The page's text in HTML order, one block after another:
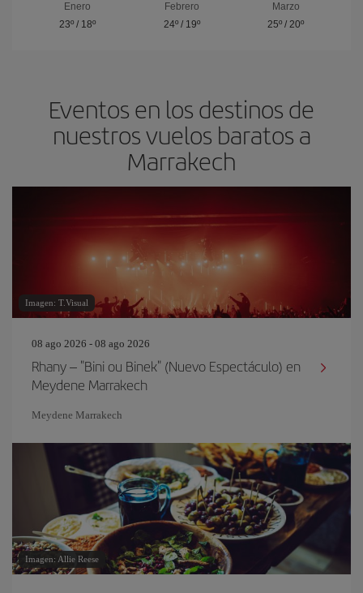
Enero
23º/ 18º
Febrero
24º/ 19º
Marzo
25º /20º
Eventos en los destinos de
nuestros vuelos baratos a
Marrakech
Imagen: T.Visual
08 ago 2026 - 08 ago 2026
Rhany – "Bini ou Binek" (Nuevo Espectáculo) en
Meydene Marrakech
Meydene Marrakech
Imagen: Allie Reese